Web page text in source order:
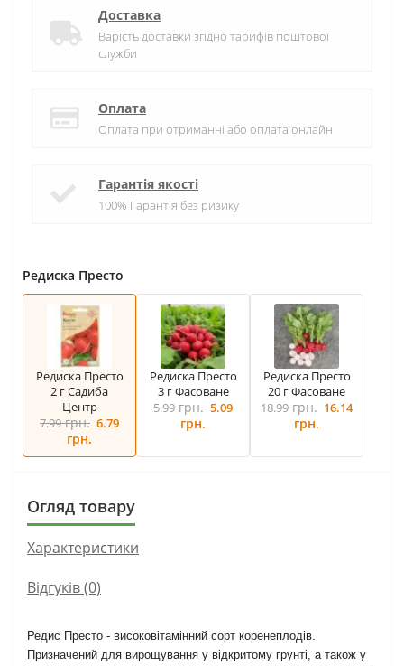
Доставка
Варість доставки згідно тарифів поштової
служби
Оплата
Оплата при отриманні або оплата онлайн
Гарантія якості
100% Гарантія без ризику
Редиска Престо
Редиска Престо
2 г Садиба
Центр
7.99грн. 6.79
грн.
Редиска Престо
3 г Фасоване
5.99грн. 5.09
грн.
Редиска Престо
20 г Фасоване
18.99грн. 16.14
грн.
Огляд товару
Характеристики
Відгуків (0)
Редис Престо - високовітамінний сорт коренеплодів.
Призначений для вирощування у відкритому грунті, а також у